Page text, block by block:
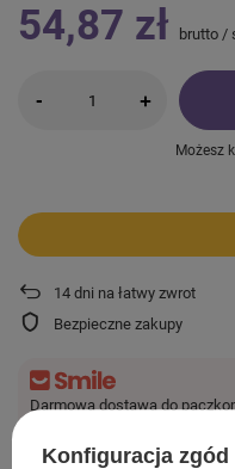
54,87 zł brutto /
- +
Możesz
14 dni na łatwy zwrot
Bezpieczne zakupy
Darmowa dostawa do
Więcej informacji
Konfiguracja zgód